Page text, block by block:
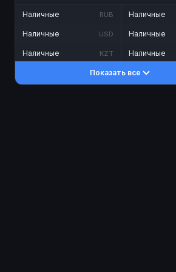
Наличные RUB
Наличные USD
Наличные KZT
Наличные
Наличные
Наличные
Показать все